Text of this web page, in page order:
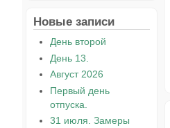
Новые записи
День второй
День 13.
Август 2026
Первый день
отпуска.
31 июля. Замеры